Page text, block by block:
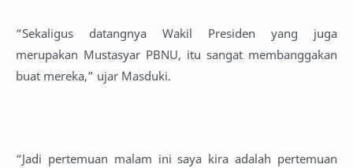
“Sekaligus datangnya Wakil Presiden yang juga
merupakan Mustasyar PBNU, itu sangat membanggakan
buat mereka,” ujar Masduki.
“Jadi pertemuan malam ini saya kira adalah pertemuan